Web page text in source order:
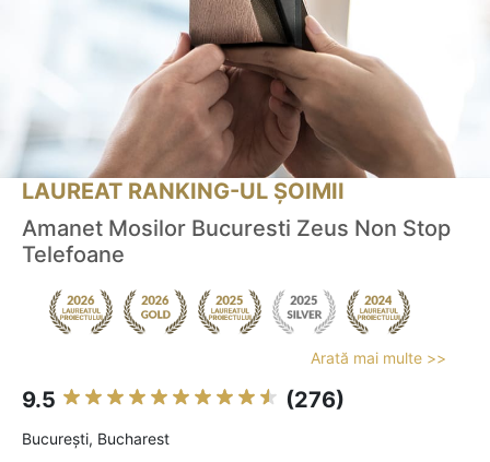
LAUREAT RANKING-UL ȘOIMII
Amanet Mosilor Bucuresti Zeus Non Stop
Telefoane
Arată mai multe >>
9.5 (276)
Bucureşti, Bucharest